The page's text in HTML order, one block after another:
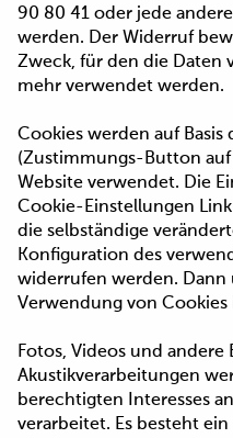
90 80 41 oder jede
werden. Der Widerruf
Zweck, für den die Daten
mehr verwendet werden.
Cookies werden auf Basis
(Zustimmungs-Button
Website verwendet. Die
Cookie-Einstellungen
die selbständige
Konfiguration des
widerrufen werden.
Verwendung von
Fotos, Videos und andere
Akustikverarbeitungen
berechtigten Interesses
verarbeitet. Es besteht